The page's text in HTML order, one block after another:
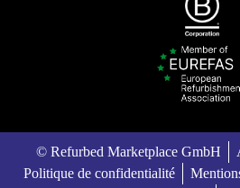
© Refurbed Marketplace GmbH
Politique de confidentialité